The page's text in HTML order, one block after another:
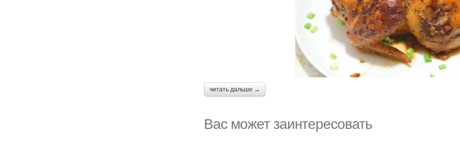
читать дальше →
Вас может заинтересовать